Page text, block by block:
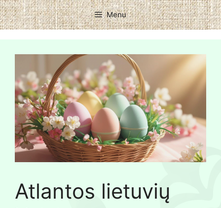
Menu
Atlantos lietuvių